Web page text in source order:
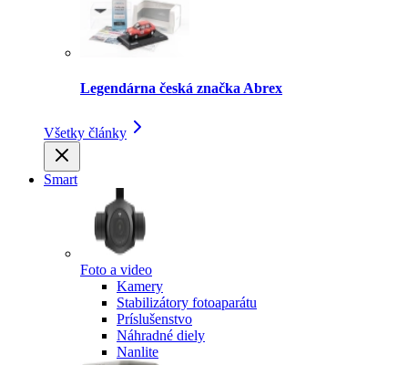
Legendárna česká značka Abrex
Všetky články
Smart
Foto a video
Kamery
Stabilizátory fotoaparátu
Príslušenstvo
Náhradné diely
Nanlite